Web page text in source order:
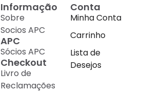
Informação
Sobre
Socios APC
APC
Sócios APC
Checkout
Livro de
Reclamações
Conta
Minha Conta
Carrinho
Lista de
Desejos